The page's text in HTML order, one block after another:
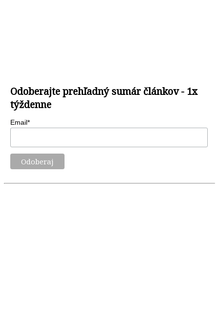
Odoberajte prehľadný sumár článkov - 1x
týždenne
Email*